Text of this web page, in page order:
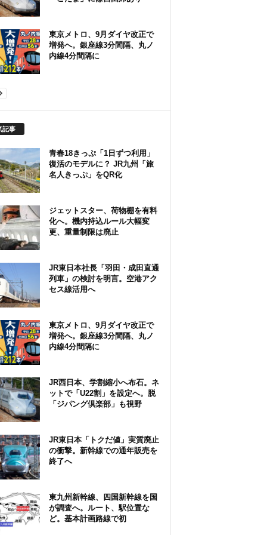
東京メトロ、9月ダイヤ改正で
増発へ。銀座線3分間隔、丸ノ
内線4分間隔に
記事
青春18きっぷ「1日ずつ利用」
復活のモデルに？ JR九州「旅
名人きっぷ」をQR化
ジェットスター、荷物棚を有料
化へ。機内持込ルール大幅変
更、重量制限は廃止
JR東日本社長「羽田・成田直通
列車」の検討を明言。空港アク
セス線活用へ
東京メトロ、9月ダイヤ改正で
増発へ。銀座線3分間隔、丸ノ
内線4分間隔に
JR西日本、学割縮小へ布石。ネ
ットで「U22割」を設定へ。脱
「ジパング倶楽部」も視野
JR東日本「トクだ値」実質廃止
の衝撃。新幹線での通年販売を
終了へ
東九州新幹線、四国新幹線を国
が調査へ。ルート、駅位置な
ど。基本計画路線で初